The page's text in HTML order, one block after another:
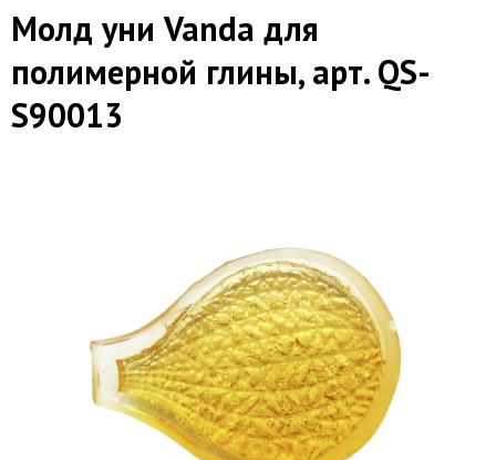
Молд уни Vanda для
полимерной глины, арт. QS-
S90013